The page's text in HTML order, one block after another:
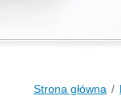
Strona główna